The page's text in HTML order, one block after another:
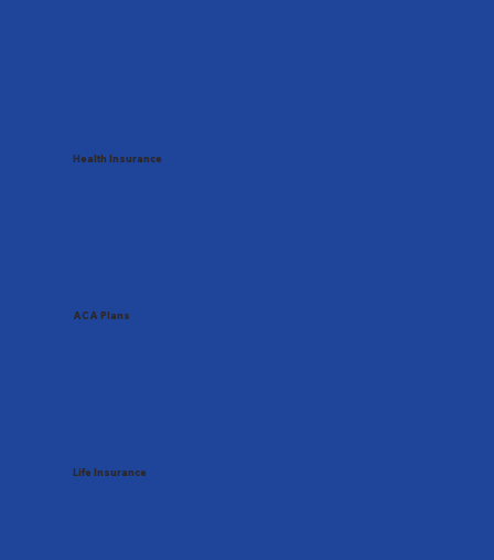
Health Insurance
ACA Plans
Life Insurance